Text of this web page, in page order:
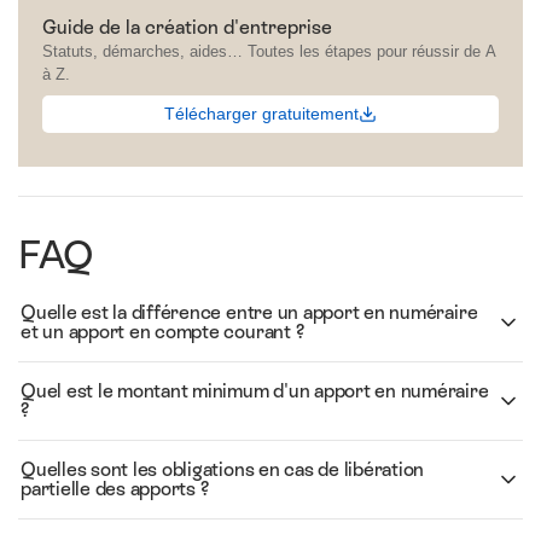
Guide de la création d'entreprise
Statuts, démarches, aides… Toutes les étapes pour réussir de A
à Z.
Télécharger gratuitement
FAQ
Quelle est la différence entre un apport en numéraire
et un apport en compte courant ?
Quel est le montant minimum d'un apport en numéraire
?
Quelles sont les obligations en cas de libération
partielle des apports ?